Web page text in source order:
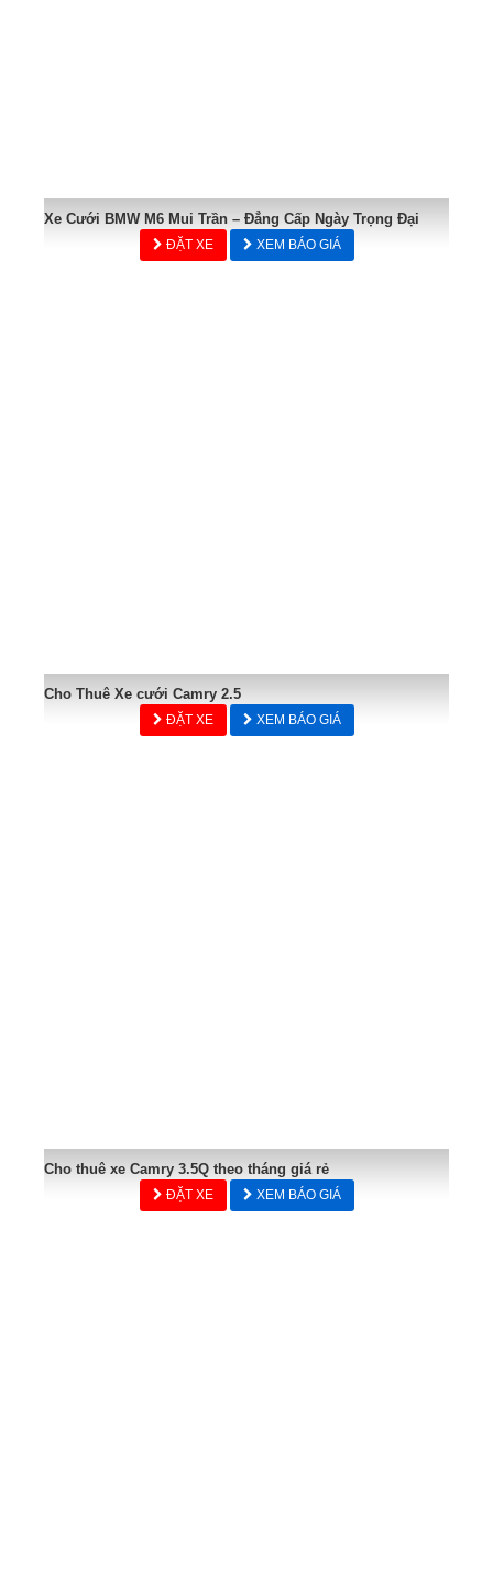
Xe Cưới BMW M6 Mui Trần – Đẳng Cấp Ngày Trọng Đại
ĐẶT XE XEM BÁO GIÁ
Cho Thuê Xe cưới Camry 2.5
ĐẶT XE XEM BÁO GIÁ
Cho thuê xe Camry 3.5Q theo tháng giá rẻ
ĐẶT XE XEM BÁO GIÁ